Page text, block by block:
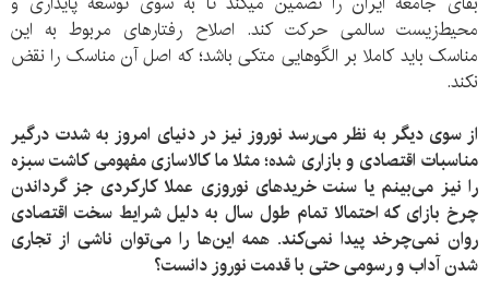
محیط‌زیست سالمی حرکت کند. اصلاح رفتارهای مربوط به این
مناسک باید کاملا بر الگوهایی متکی باشد؛ که اصل آن مناسک را نقض
نکند.
از سوی دیگر به نظر می‌رسد نوروز نیز در دنیای امروز به شدت درگیر
مناسبات اقتصادی و بازاری شده؛ مثلا ما کالاسازی مفهومی کاشت سبزه
را نیز می‌بینم یا سنت خریدهای نوروزی عملا کارکردی جز گرداندن
چرخ بازای که احتمالا تمام طول سال به دلیل شرایط سخت اقتصادی
روان نمی‌چرخد پیدا نمی‌کند. همه این‌ها را می‌توان ناشی از تجاری
شدن آداب و رسومی حتی با قدمت نوروز دانست؟